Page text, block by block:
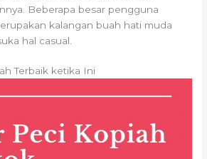
Beberapa besar pengguna
kalangan buah hati muda
hal casual.
Terbaik ketika Ini